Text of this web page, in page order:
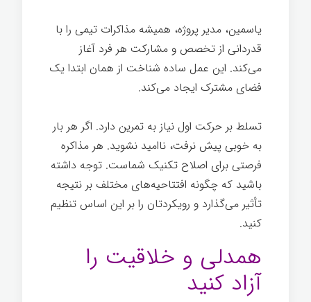
یاسمین، مدیر پروژه، همیشه مذاکرات تیمی را با
قدردانی از تخصص و مشارکت هر فرد آغاز
می‌کند. این عمل ساده شناخت از همان ابتدا یک
فضای مشترک ایجاد می‌کند.
تسلط بر حرکت اول نیاز به تمرین دارد. اگر هر بار
به خوبی پیش نرفت، ناامید نشوید. هر مذاکره
فرصتی برای اصلاح تکنیک شماست. توجه داشته
باشید که چگونه افتتاحیه‌های مختلف بر نتیجه
تأثیر می‌گذارد و رویکردتان را بر این اساس تنظیم
کنید.
همدلی و خلاقیت را
آزاد کنید